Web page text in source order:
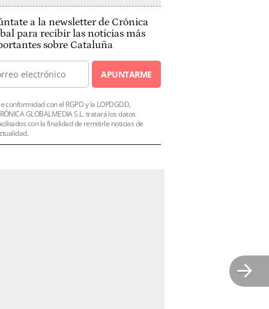
a la newsletter de Crónica
para recibir las noticias más
sobre Cataluña
APUNTARME
conformidad con el RGPD y la LOPDGDD,
GLOBALMEDIA S.L. tratará los datos
con la finalidad de remitirle noticias de